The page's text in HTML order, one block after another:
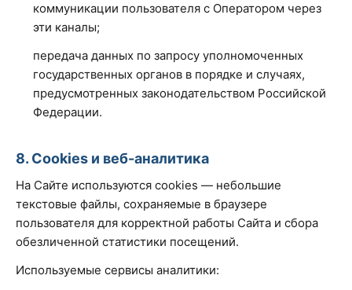
коммуникации пользователя с Оператором через
эти каналы;
передача данных по запросу уполномоченных
государственных органов в порядке и случаях,
предусмотренных законодательством Российской
Федерации.
8. Cookies и веб-аналитика
На Сайте используются cookies — небольшие
текстовые файлы, сохраняемые в браузере
пользователя для корректной работы Сайта и сбора
обезличенной статистики посещений.
Используемые сервисы аналитики: